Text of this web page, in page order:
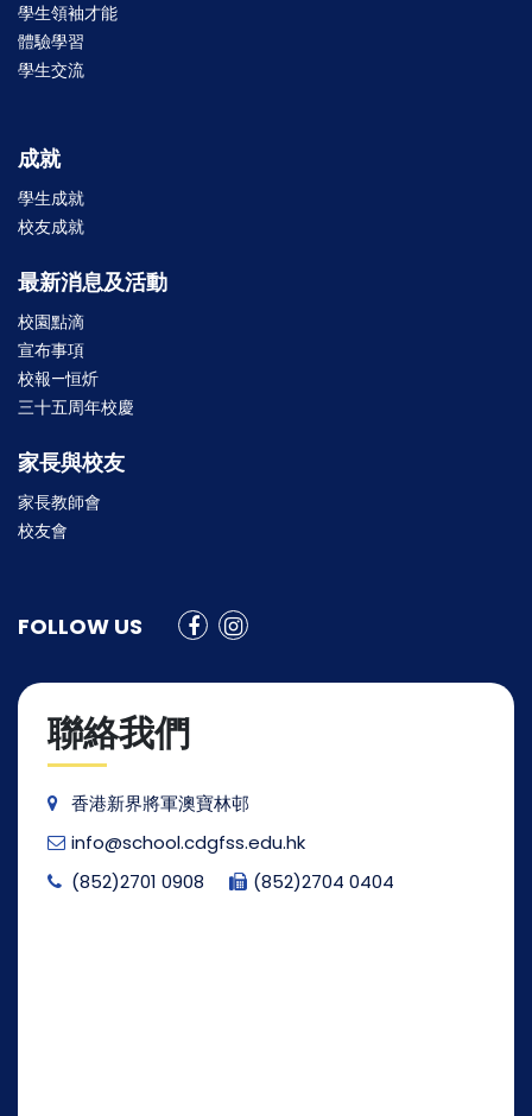
學生領袖才能
體驗學習
學生交流
成就
學生成就
校友成就
最新消息及活動
校園點滴
宣布事項
校報—恒炘
三十五周年校慶
家長與校友
家長教師會
校友會
FOLLOW US
聯絡我們
香港新界將軍澳寶林邨
info@school.cdgfss.edu.hk
(852)2701 0908
(852)2704 0404